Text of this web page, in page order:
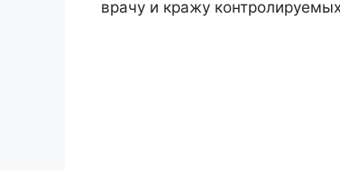
врачу и кражу